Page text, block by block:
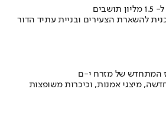
להשארת הצעירים ובניית עתיד הדור
המתחדש של מזרח י-ם
מיצגי אמנות, וכיכרות משופצות